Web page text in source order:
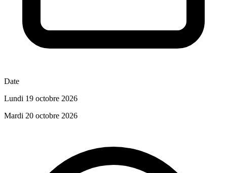
Date
Lundi 19 octobre 2026
Mardi 20 octobre 2026